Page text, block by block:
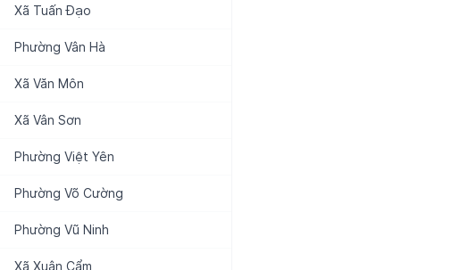
Xã Tuấn Đạo
Phường Vân Hà
Xã Văn Môn
Xã Vân Sơn
Phường Việt Yên
Phường Võ Cường
Phường Vũ Ninh
Xã Xuân Cẩm